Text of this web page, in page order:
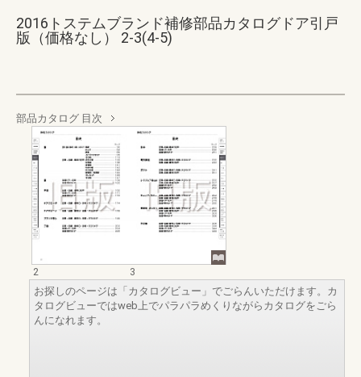
2016トステムブランド補修部品カタログドア引戸
版（価格なし） 2-3(4-5)
部品カタログ 目次
2
3
お探しのページは「カタログビュー」でごらんいただけます。カ
タログビューではweb上でパラパラめくりながらカタログをごら
んになれます。